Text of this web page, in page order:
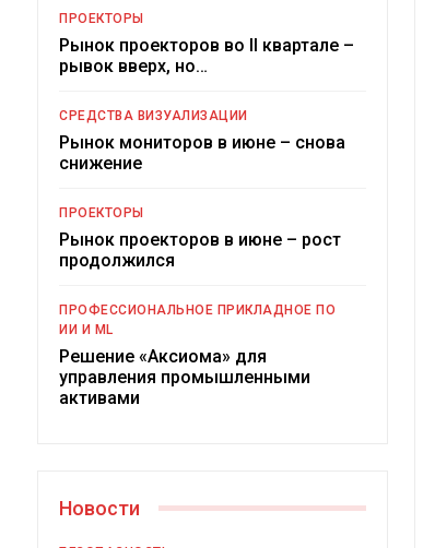
ПРОЕКТОРЫ
Рынок проекторов во II квартале –
рывок вверх, но…
СРЕДСТВА ВИЗУАЛИЗАЦИИ
Рынок мониторов в июне – снова
снижение
ПРОЕКТОРЫ
Рынок проекторов в июне – рост
продолжился
ПРОФЕССИОНАЛЬНОЕ ПРИКЛАДНОЕ ПО
ИИ И ML
Решение «Аксиома» для
управления промышленными
активами
Новости
Цифровая экономика 2026.
Краткий статистический
российский рынок ИБП?